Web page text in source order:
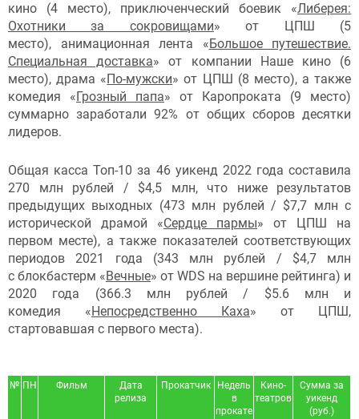
кино (4 место), приключенческий боевик «Либерея:
Охотники за сокровищами» от ЦПШ (5
место), анимационная лента «Большое путешествие.
Специальная доставка» от компании Наше кино (6
место), драма « По-мужски» от ЦПШ (8 место), а также
комедия « Грозный папа» от Каропроката (9 место)
суммарно заработали 92% от общих сборов десятки
лидеров.
Общая касса Топ-10 за 46 уикенд 2022 года составила
270 млн рублей / $4,5 млн, что ниже результатов
предыдущих выходных (473 млн рублей / $7,7 млн с
исторической драмой «Сердце пармы» от ЦПШ на
первом месте), а также показателей соответствующих
периодов 2021 года (343 млн рублей / $4,7 млн
с блокбастерм «Вечные» от WDS на вершине рейтинга) и
2020 года (366.3 млн рублей / $5.6 млн и
комедия «Непосредственно Каха» от ЦПШ,
стартовавшая с первого места).
№ ПН Фильм
Дата
релиза
Прокатчик
Недель
в
прокате
Кино-
театров
Сумма за
уикенд
(руб.)